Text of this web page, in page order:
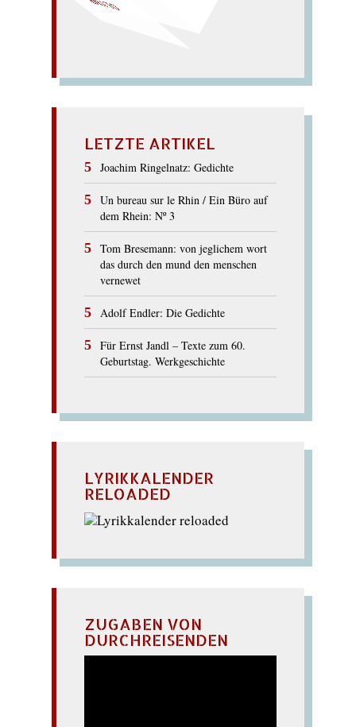
OLYMP
LETZTE ARTIKEL
Joachim Ringelnatz: Gedichte
Un bureau sur le Rhin / Ein Büro auf
dem Rhein: Nº 3
Tom Bresemann: von jeglichem wort
das durch den mund den menschen
vernewet
Adolf Endler: Die Gedichte
Für Ernst Jandl – Texte zum 60.
Geburtstag. Werkgeschichte
LYRIKKALENDER
RELOADED
ZUGABEN VON
DURCHREISENDEN